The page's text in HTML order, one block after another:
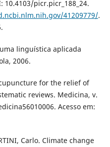
10.4103/picr.picr_188_24.
41209779/.
uma linguística aplicada
2006.
for the relief of
reviews. Medicina, v.
Acesso em:
Carlo. Climate change